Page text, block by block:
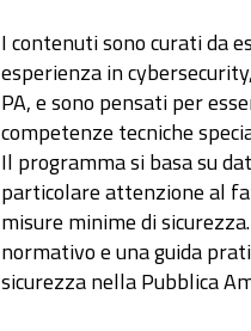
Team working e
Gestione dello
stress e del
conflitto
I contenuti sono curati da
esperienza in
PA, e sono pensati per
competenze tecniche
Il programma si basa su
particolare attenzione al
misure minime di
normativo e una guida
sicurezza nella Pubblica